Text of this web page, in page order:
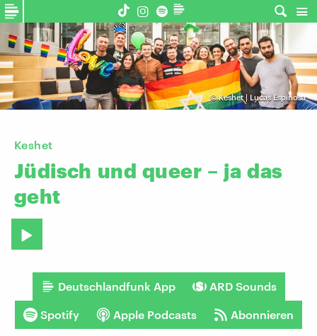
©Keshet | Lucas Espinosa
Keshet
Jüdisch und queer – ja das
geht
Deutschlandfunk App ARD Sounds
Spotify Apple Podcasts Abonnieren